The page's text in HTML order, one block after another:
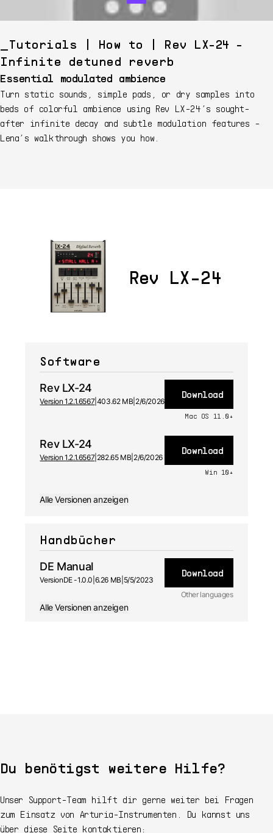
Tutorials | How to | Rev LX-24 -
Infinite detuned reverb
Essential modulated ambience
Turn static sounds, simple pads, or dry samples into
beds of colorful ambience using Rev LX-24’s sought-
after infinite decay and subtle modulation features -
Lena’s walkthrough shows you how.
Rev LX-24
Software
Rev LX-24
Version 1.2.1.6567| 403.62 MB 2/6/2026
Download
Mac OS 11.0+
Rev LX-24
Version 1.2.1.6567| 282.65 MB 2/6/2026
Download
Win 10+
Alle Versionen anzeigen
Handbücher
DE Manual
VersionDE -1.0.0 6.26 MB 5/5/2023
Download
Other languages
Alle Versionen anzeigen
Du benötigst weitere Hilfe?
Unser Support-Team hilft dir gerne weiter bei Fragen
zum Einsatz von Arturia-Instrumenten. Du kannst uns
über diese Seite kontaktieren: